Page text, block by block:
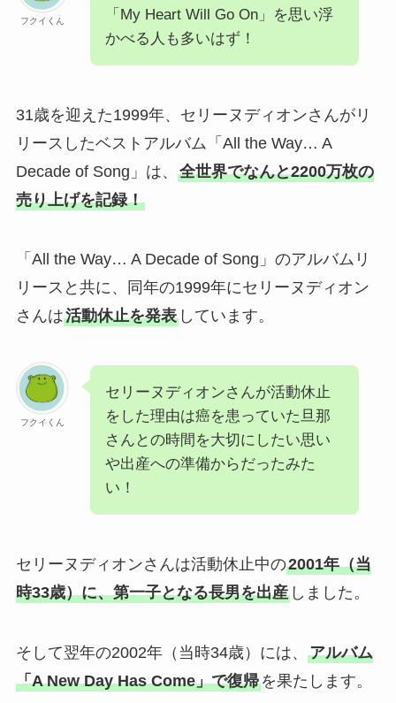
フクイくん
「My Heart Will Go On」を思い浮
かべる人も多いはず！
31歳を迎えた1999年、セリーヌディオンさんがリ
リースしたベストアルバム「All the Way… A
Decade of Song」は、 全世界でなんと2200万枚の
売り上げを記録！
「All the Way… A Decade of Song」のアルバムリ
リースと共に、同年の1999年にセリーヌディオン
さんは活動休止を発表しています。
フクイくん
セリーヌディオンさんが活動休止
をした理由は癌を患っていた旦那
さんとの時間を大切にしたい思い
や出産への準備からだったみた
い！
セリーヌディオンさんは活動休止中の2001年（当
時33歳）に、第一子となる長男を出産しました。
そして翌年の2002年（当時34歳）には、 アルバム
「A New Day Has Come」で復帰を果たします。